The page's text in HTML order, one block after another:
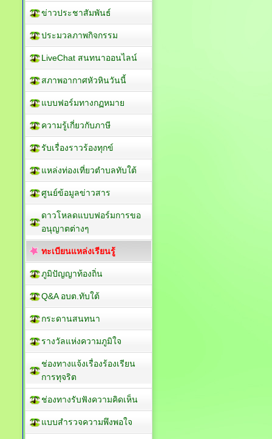
ข่าวประชาสัมพันธ์
ประมวลภาพกิจกรรม
LiveChat สนทนาออนไลน์
สภาพอากาศหัวหินวันนี้
แบบฟอร์มทางกฏหมาย
ความรู้เกี่ยวกับภาษี
รับเรื่องราวร้องทุกข์
แหล่งท่องเที่ยวตำบลทับใต้
ศูนย์ข้อมูลข่าวสาร
ดาวโหลดแบบฟอร์มการขอ
อนุญาตต่างๆ
ทะเบียนแหล่งเรียนรู้
ภูมิปัญญาท้องถิ่น
Q&A อบต.ทับใต้
กระดานสนทนา
รางวัลแห่งความภูมิใจ
ช่องทางแจ้งเรื่องร้องเรียน
การทุจริต
ช่องทางรับฟังความคิดเห็น
แบบสำรวจความพึงพอใจ